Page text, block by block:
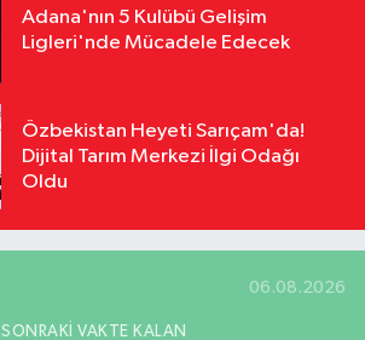
Adana'nın 5 Kulübü Gelişim
Ligleri'nde Mücadele Edecek
Özbekistan Heyeti Sarıçam'da!
Dijital Tarım Merkezi İlgi Odağı
Oldu
06.08.2026
SONRAKI VAKTE KALAN